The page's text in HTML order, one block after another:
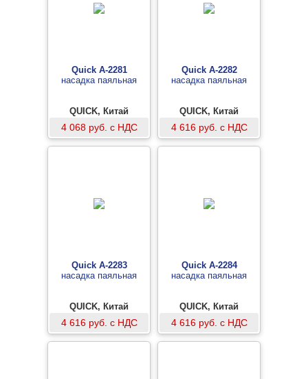
Quick A-2281
насадка паяльная
QUICK, Китай
4 068 руб. с НДС
Quick A-2282
насадка паяльная
QUICK, Китай
4 616 руб. с НДС
Quick A-2283
насадка паяльная
QUICK, Китай
4 616 руб. с НДС
Quick A-2284
насадка паяльная
QUICK, Китай
4 616 руб. с НДС